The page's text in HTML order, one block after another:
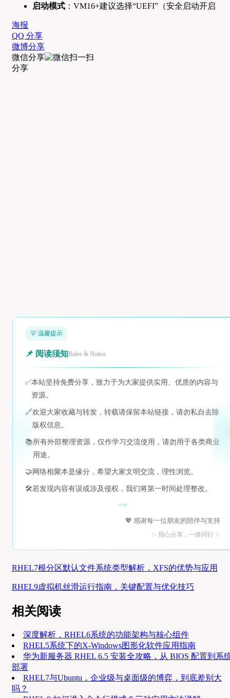
启动模式 ：VM16+建议选择“UEFI”（安全启动开启
海报
QQ 分享
微博分享
微信分享
分享
💡 温馨提示
📌 阅读须知Rules & Notice
✅本站坚持免费分享，致力于为大家提供实用、优质的内容与
资源。
🔗欢迎大家收藏与转发，转载请保留本站链接，请勿私自去除
版权信息。
📚所有外部整理资源，仅作学习交流使用，请勿用于各类商业
用途。
🤝 网络相聚本是缘分，希望大家文明交流，理性浏览。
🛠️若发现内容有误或涉及侵权，我们将第一时间处理整改。
💖 感谢每一位朋友的陪伴与支持
✨ 用心分享，一路同行 ✨
RHEL7根分区默认文件系统类型解析，XFS的优势与应用
RHEL9虚拟机丝滑运行指南，关键配置与优化技巧
相关阅读
深度解析，RHEL6系统的功能架构与核心组件
RHEL5系统下的X-Windows图形化软件应用指南
华为新服务器 RHEL 6.5 安装全攻略，从 BIOS 配置到系
部署
RHEL7与Ubuntu，企业级与桌面级的博弈，到底差别大
吗？